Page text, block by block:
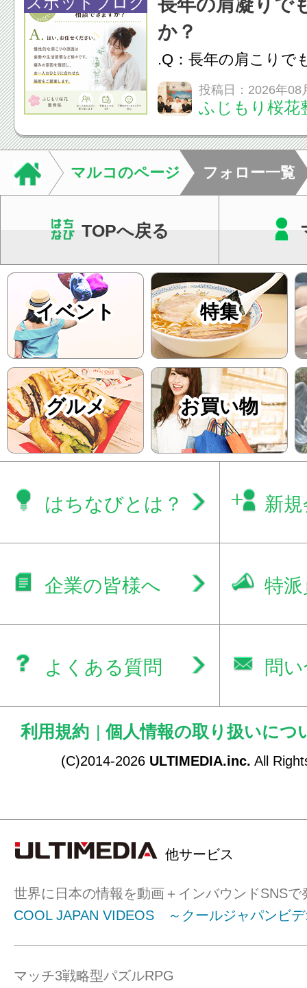
長年の肩凝りで
か？
.Q：長年の肩こりで
か？A：はい、お任
性的な肩こりの原因
慣など様々です。痛
し、お一人おひとり
をご提案します。.#
投稿日：2026年08
ふじもり桜花
マルコのページ フォロー一覧
TOPへ戻る
イベント 特集
グルメ お買い物
はちなびとは？ 新
企業の皆様へ 特
よくある質問 問
利用規約 | 個人情報の取り扱いにつ
(C)2014-2026 ULTIMEDIA.inc. All
他サービス
世界に日本の情報を動画＋インバウンドSNSで
COOL JAPAN VIDEOS ～クールジャパンビ
マッチ3戦略型パズルRPG